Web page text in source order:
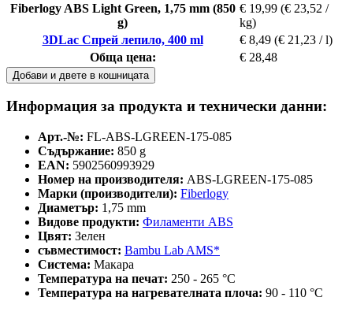
Fiberlogy ABS Light Green, 1,75 mm (850
g)
€ 19,99 (€ 23,52 /
kg)
3DLac Спрей лепило, 400 ml
€ 8,49 (€ 21,23 / l)
Обща цена:
€ 28,48
Добави и двете в кошницата
Информация за продукта и технически данни:
Арт.-№: FL-ABS-LGREEN-175-085
Съдържание: 850 g
EAN: 5902560993929
Номер на производителя: ABS-LGREEN-175-085
Марки (производители): Fiberlogy
Диаметър: 1,75 mm
Видове продукти: Филаменти ABS
Цвят: Зелен
съвместимост: Bambu Lab AMS*
Система: Макара
Температура на печат: 250 - 265 °C
Температура на нагревателната плоча: 90 - 110 °C